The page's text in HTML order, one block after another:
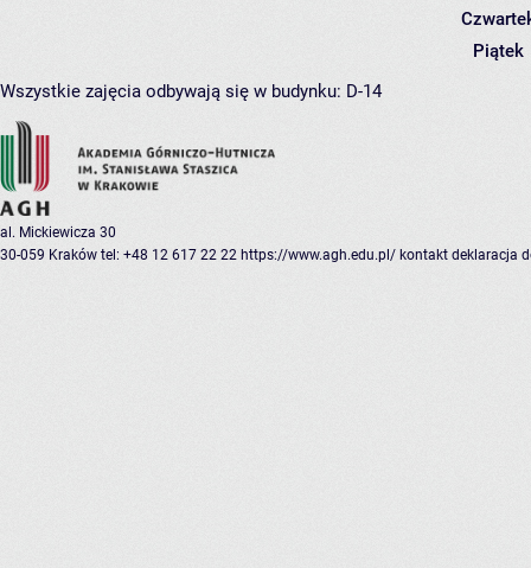
Piątek
Wszystkie zajęcia odbywają się w budynku: D-14
al. Mickiewicza 30
30-059 Kraków tel: +48 12 617 22 22 https://www.agh.edu.pl/ kontakt deklaracja